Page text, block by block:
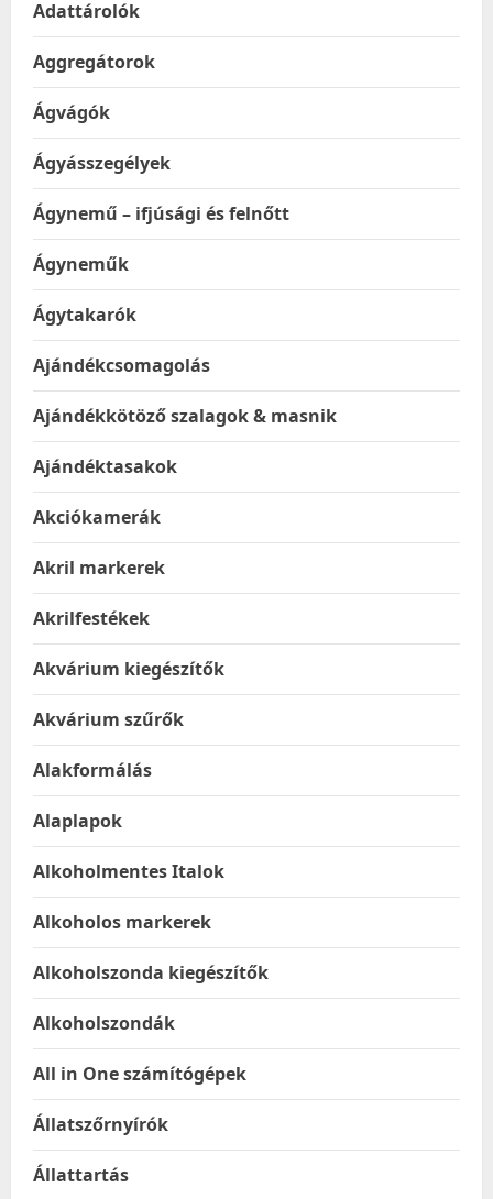
Adattárolók
Aggregátorok
Ágvágók
Ágyásszegélyek
Ágynemű – ifjúsági és felnőtt
Ágyneműk
Ágytakarók
Ajándékcsomagolás
Ajándékkötöző szalagok & masnik
Ajándéktasakok
Akciókamerák
Akril markerek
Akrilfestékek
Akvárium kiegészítők
Akvárium szűrők
Alakformálás
Alaplapok
Alkoholmentes Italok
Alkoholos markerek
Alkoholszonda kiegészítők
Alkoholszondák
All in One számítógépek
Állatszőrnyírók
Állattartás